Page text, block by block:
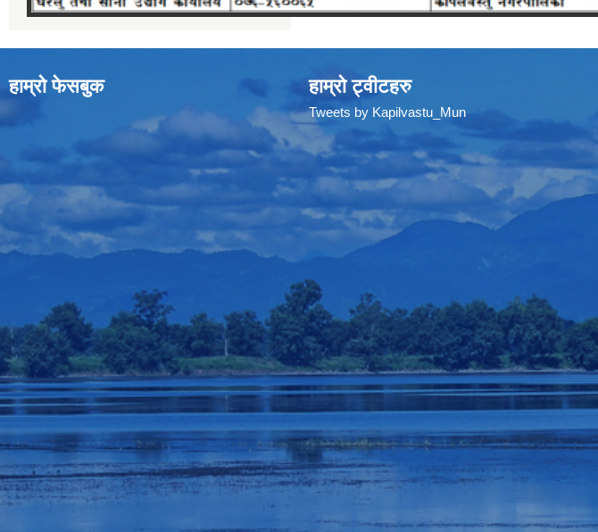
हाम्रो फेसबुक हाम्रो ट्वीटहरु
Tweets by Kapilvastu_Mun